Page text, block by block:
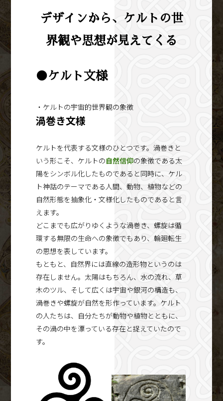
デザインから、ケルトの世
界観や思想が見えてくる
●ケルト文様
・ケルトの宇宙的世界観の象徴
渦巻き文様
ケルトを代表する文様のひとつです。渦巻きと
いう形こそ、ケルトの自然信仰の象徴である太
陽をシンボル化したものであると同時に、ケル
ト神話のテーマである人間、動物、植物などの
自然形態を抽象化・文様化したものであると言
えます。
どこまでも広がりゆくような渦巻き、螺旋は循
環する無限の生命への象徴でもあり、輪廻転生
の思想を表しています。
もともと、自然界には直線の造形物というのは
存在しません。太陽はもちろん、水の流れ、草
木のツル、そして広くは宇宙や銀河の構造も、
渦巻きや螺旋が自然を形作っています。ケルト
の人たちは、自分たちが動物や植物とともに、
その渦の中を漂っている存在と捉えていたので
す。